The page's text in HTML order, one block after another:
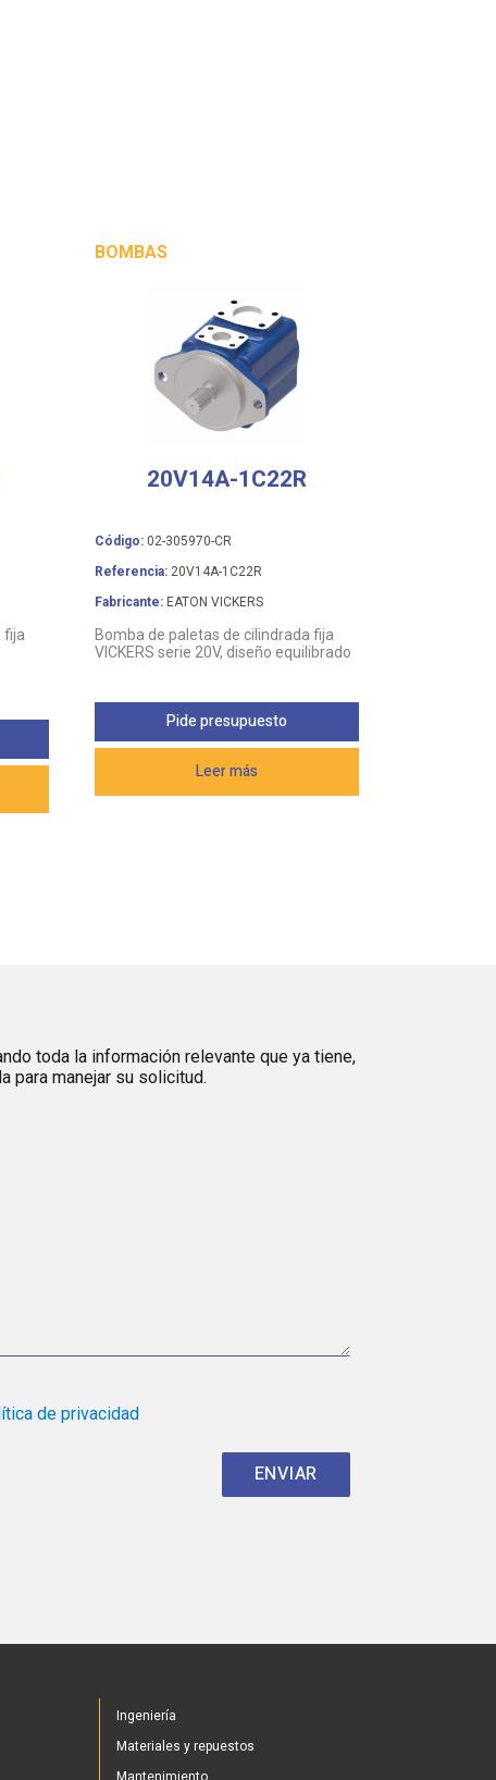
fija
BOMBAS
20V14A-1C22R
Código: 02-305970-CR
Referencia: 20V14A-1C22R
Fabricante: EATON VICKERS
Bomba de paletas de cilindrada fija
VICKERS serie 20V, diseño equilibrado
Leer más
Pide presupuesto
toda la información relevante que ya tiene,
para manejar su solicitud.
de privacidad
Ingeniería
Materiales y repuestos